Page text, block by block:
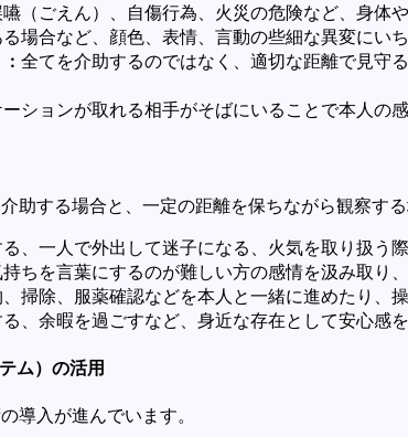
（ごえん）、自傷行為、火災の危険など、身体
場合など、顔色、表情、言動の些細な異変にい
: 全てを介助するのではなく、適切な距離で見守
ションが取れる相手がそばにいることで本人の
助する場合と、一定の距離を保ちながら観察する
、一人で外出して迷子になる、火気を取り扱う際
ちを言葉にするのが難しい方の感情を汲み取り
掃除、服薬確認などを本人と一緒に進めたり、
、余暇を過ごすなど、身近な存在として安心感を
ム）の活用
導入が進んでいます。